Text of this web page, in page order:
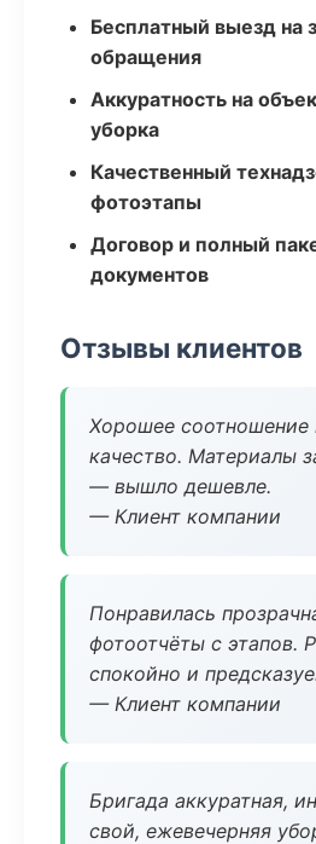
Бесплатный выезд на
обращения
Аккуратность на
уборка
Качественный
фотоэтапы
Договор и полный
документов
Отзывы клиентов
Хорошее соотношение
качество. Материалы
— вышло дешевле.
— Клиент компании
Понравилась
фотоотчёты с этапов.
спокойно и
— Клиент компании
Бригада аккуратная,
свой, ежевечерняя